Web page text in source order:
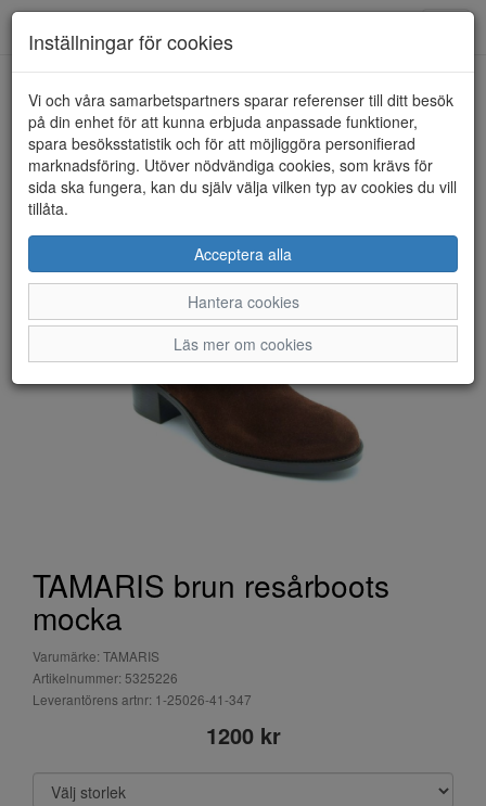
HEM TAMARIS
TAMARIS brun resårboots
mocka
Varumärke: TAMARIS
Artikelnummer: 5325226
Leverantörens artnr: 1-25026-41-347
1200 kr
Inställningar för cookies
Vi och våra samarbetspartners sparar referenser till ditt besök
på din enhet för att kunna erbjuda anpassade funktioner,
spara besöksstatistik och för att möjliggöra personifierad
marknadsföring. Utöver nödvändiga cookies, som krävs för
sida ska fungera, kan du själv välja vilken typ av cookies du vill
tillåta.
Acceptera alla
Hantera cookies
Läs mer om cookies